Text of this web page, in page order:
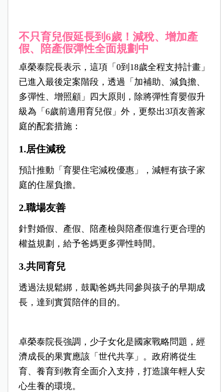
不只育兒假延長到6歲！減稅、增加產
假、陪產假彈性全面規劃中
卓榮泰院長表示，這項「0到18歲全程支持計畫」
已進入最後定案階段，透過「加補助、減負擔、
多彈性、增照顧」四大原則，除將彈性育嬰假升
級為「6歲前適用育兒假」外，更祭出3項友善家
庭的配套措施：
1.居住減稅
預計推動「育嬰住宅減稅優惠」，減輕有孩子家
庭的住屋負擔。
2.職場友善
針對婚假、產假、陪產檢與陪產假進行更合理的
權益規劃，給予爸媽更多彈性時間。
3.共同育兒
透過法規鬆綁，鼓勵爸媽共同參與孩子的早期成
長，達到實質陪伴的目的。
卓榮泰院長強調，少子女化是國家戰略問題，經
濟成長的果實應該「世代共享」。政府將從生
育、養育到教育全面介入支持，打造讓年輕人安
心生養的環境。